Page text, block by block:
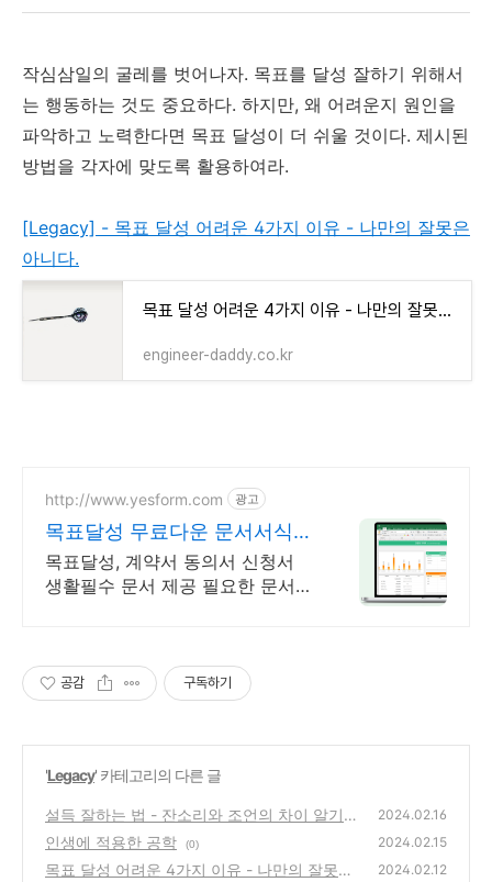
작심삼일의 굴레를 벗어나자. 목표를 달성 잘하기 위해서
는 행동하는 것도 중요하다. 하지만, 왜 어려운지 원인을
파악하고 노력한다면 목표 달성이 더 쉬울 것이다. 제시된
방법을 각자에 맞도록 활용하여라.
[Legacy] - 목표 달성 어려운 4가지 이유 - 나만의 잘못은
아니다.
목표 달성 어려운 4가지 이유 - 나만의 잘못은 아니다.
engineer-daddy.co.kr
http://www.yesform.com 광고
목표달성 무료다운 문서서식
No.1 예스폼
목표달성, 계약서 동의서 신청서
생활필수 문서 제공 필요한 문서
공감 구독하기
'Legacy' 카테고리의 다른 글
설득 잘하는 법 - 잔소리와 조언의 차이 알기
(0)
2024.02.16
인생에 적용한 공학 (0) 2024.02.15
목표 달성 어려운 4가지 이유 - 나만의 잘못은
2024.02.12